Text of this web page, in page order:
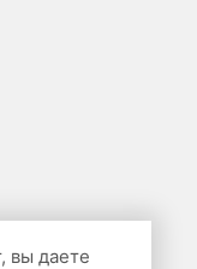
вы даете